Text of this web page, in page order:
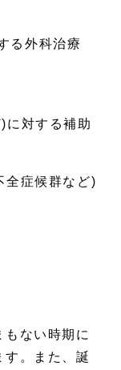
る外科治療
に対する補助
全症候群など)
もない時期に
す。また、誕